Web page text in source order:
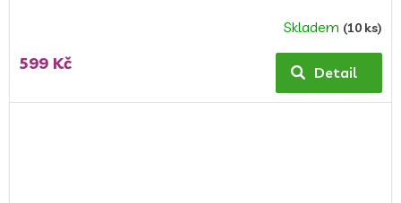
Skladem (10 ks)
599 Kč Detail